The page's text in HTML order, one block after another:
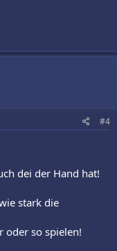
#4
dei der Hand hat!
stark die
oder so spielen!